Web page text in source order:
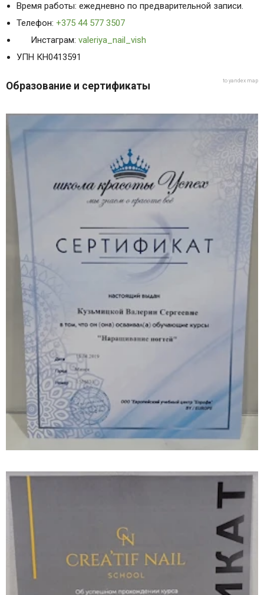
Время работы: ежедневно по предварительной записи.
Телефон: +375 44 577 3507
Инстаграм: valeriya_nail_vish
УПН КН0413591
to yandex map
Образование и сертификаты